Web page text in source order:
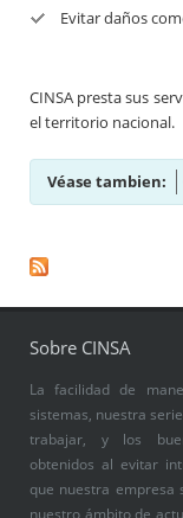
Evitar daños
CINSA presta sus
el territorio nacional.
Véase tambien:
Sobre CINSA
La facilidad de
sistemas, nuestra
trabajar, y los
obtenidos al evitar
que nuestra empresa
nuestro ámbito de